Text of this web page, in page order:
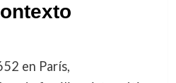
en París,